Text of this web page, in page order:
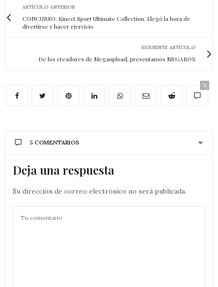
ARTÍCULO ANTERIOR
CONCURSO: Kinect Sport Ultimate Collection. Llegó la hora de
divertirse y hacer ejercicio
SIGUIENTE ARTÍCULO
De los creadores de Megaupload, presentamos MEGABOX
5
5 COMENTARIOS
Deja una respuesta
Su dirección de correo electrónico no será publicada.